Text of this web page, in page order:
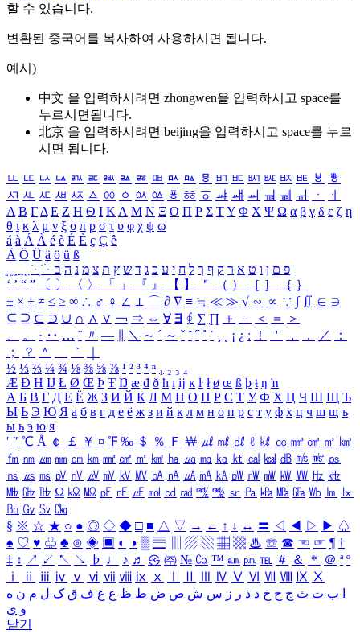
할 수 있습니다.
변환된 중국어를 복사하여 사용하시면 됩니다.
예시)
中文 을 입력하시려면 zhongwen을 입력하시고 space를
누르시면됩니다.
北京 을 입력하시려면 beijing을 입력하시고 space를 누르
시면 됩니다.
ㅥ ㅦ ㅧ ㅨ ㅩ ㅪ ㅫ ㅬ ㅭ ㅮ ㅯ ㅰ ㅱ ㅲ ㅳ ㅴ ㅵ ㅶ ㅷ ㅸ
ㅹ
ㅺ ㅻ ㅼ ㅽ ㅾ ㅿ ㆀ ㆁ ㆂ ㆃ ㆄ ㆅ ㆆ ㆇ ㆈ ㆉ ㆊ ㆋ ㆌ ㆍ
ㆎ
Α Β ΓΔ Ε Ζ Η Θ Ι ΚΛ Μ Ν Ξ Ο Π Ρ Σ ΤΥ Φ Χ Ψ Ω α β γ δ ε ζ η
θ ι κ λ μ ν ξ ο π ρ σ τ υ φ χ ψ ω
á à Á À é è É È ç Ç ê
Ä Ö Ü ä ö ü ß
ִֶֹ ֻּ ׁׂ פ ם ן ו ט א ר ק ף ך ל ח י ע כ ג ד ש ץ ת צ מ נ ה ב
‘ ’ “ ” 〔 〕 〈 〉 「 」 『 』 【 】 ＂ （ ） ［ ］ ｛ ｝
± × ÷ ≠ ≤ ≥ ∞ ∴ ♂ ♀ ∠ ⊥ ⌒ ∂ ∇ ≡ ≒ ≪ ≫ √ ∽ ∝ ∵ ∫ ∬ ∈ ∋
⊆ ⊇ ⊂ ⊃ ∪ ∩ ∧ ∨ ￢ ⇒ ⇔ ∀ ∃ ∮ ∑ ∏ ＋ － ＜ ＝
＞
、
。 · ‥ … ¨ 〃 ― ＼ ∼ ´ ～ ˇ ˘ ˝ ˚ ˙ ¸ ¡ ¿ ː ！ ＇ ， ． ／
：
；
？ ＾ ｀
½ ⅓ ⅔ ¼ ¾ ⅛ ⅜ ⅝ ⅞ ¹ ² ³ ⁴ ⁿ ₁ ₂ ₃ ₄
Æ Ð Ħ Ĳ Ł Ø Œ Þ Ŧ Ŋ æ đ ð ħ ı ĳ ĸ ŀ ł ø œ ß þ ŧ ŋ ŉ
А Б В Г Д Е Ё Ж З И Й К Л М Н О П Р С Т У Ф Х Ц Ч Ш Щ Ъ
Ы Ь Э Ю Я а б в г д е ё ж з и й к л м н о п р с т у ф х ц ч ш щ ъ
ы ь э ю я
′ ″ ℃ Å ￠ ￡ ￥ ¤ ℉ ‰ ＄ ％ Ｆ ￦ ㎕ ㎖ ㎗ ℓ ㎘ ㏄ ㎣ ㎤ ㎥ ㎦
㎙ ㎚ ㎛ ㎜ ㎝ ㎞ ㎟ ㎠ ㎡ ㎢ ㏊ ㎍ ㎎ ㎏ ㏏ ㎈ ㎉ ㏈ ㎧ ㎨ ㎰
㎱ ㎲ ㎳ ㎴ ㎵ ㎶ ㎷ ㎸ ㎹ ㎀ ㎁ ㎂ ㎃ ㎄ ㎺ ㎻ ㎽ ㎾ ㎿ ㎐ ㎑
㎒ ㎓ ㎔ Ω ㏀ ㏁ ㎊ ㎋ ㎌ ㏖ ㏅ ㎭ ㎮ ㎯ ㏛ ㎩ ㎪ ㎫ ㎬ ㏝ ㏐
㏓
㏃ ㏉ ㏜ ㏆
§ ※ ☆ ★ ○ ● ◎ ◇ ◆ □ ■ △ ▽ → ← ↑ ↓ ↔ 〓 ◁ ◀ ▷ ▶ ♤
♠ ♡ ♥ ♧ ♣ ⊙ ◈ ▣ ◐ ◑ ▒ ▤ ▨ ▧ ▦ ▩ ♨ ☏ ☎ ☜ ☞ ¶ †
‡ ↕ ↗ ↙ ↖ ↘ ♭ ♩ ♪ ♬ ㉿ ㈜ № ㏇ ™ ㏂ ㏘ ℡ ＃ ＆ ＊ ＠ ª º
ⅰ
ⅱ ⅲ ⅳ ⅴ ⅵ ⅶ ⅷ ⅸ ⅹ Ⅳ Ⅴ Ⅵ Ⅶ Ⅷ Ⅸ Ⅹ
ب ت ث ج ح خ د ذ ر ز س ش ص ض ط ظ ع غ ف ق ک ل م ن ه
و ی
닫기